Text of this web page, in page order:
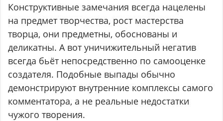
Конструктивные замечания всегда нацелены
на предмет творчества, рост мастерства
творца, они предметны, обоснованы и
деликатны. А вот уничижительный негатив
всегда бьёт непосредственно по самооценке
создателя. Подобные выпады обычно
демонстрируют внутренние комплексы самого
комментатора, а не реальные недостатки
чужого творения.